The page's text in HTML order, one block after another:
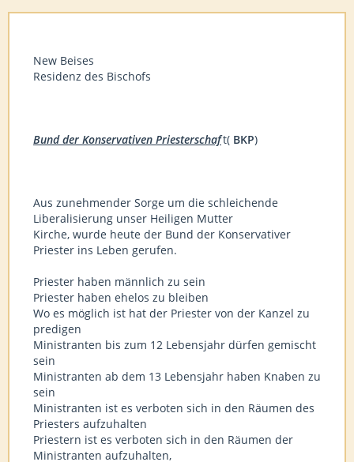
New Beises
Residenz des Bischofs
Bund der Konservativen Priesterschaft( BKP)
Aus zunehmender Sorge um die schleichende
Liberalisierung unser Heiligen Mutter
Kirche, wurde heute der Bund der Konservativer
Priester ins Leben gerufen.
Priester haben männlich zu sein
Priester haben ehelos zu bleiben
Wo es möglich ist hat der Priester von der Kanzel zu
predigen
Ministranten bis zum 12 Lebensjahr dürfen gemischt
sein
Ministranten ab dem 13 Lebensjahr haben Knaben zu
sein
Ministranten ist es verboten sich in den Räumen des
Priesters aufzuhalten
Priestern ist es verboten sich in den Räumen der
Ministranten aufzuhalten,